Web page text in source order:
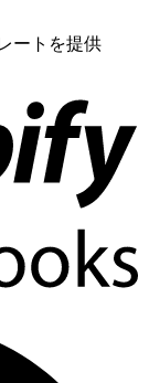
ートを提供